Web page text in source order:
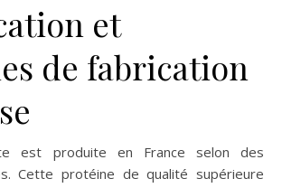
et
de fabrication
est produite en France selon des
Cette protéine de qualité supérieure